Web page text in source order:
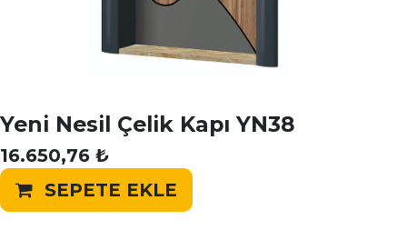
Yeni Nesil Çelik Kapı YN38
16.650,76 ₺
SEPETE EKLE